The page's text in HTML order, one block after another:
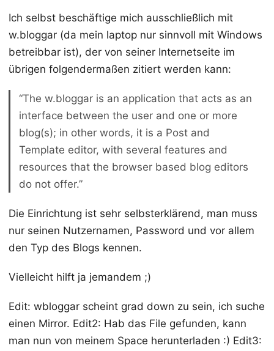
Ich selbst beschäftige mich ausschließlich mit
w.bloggar (da mein laptop nur sinnvoll mit Windows
betreibbar ist), der von seiner Internetseite im
übrigen folgendermaßen zitiert werden kann:
“The w.bloggar is an application that acts as an
interface between the user and one or more
blog(s); in other words, it is a Post and
Template editor, with several features and
resources that the browser based blog editors
do not offer.”
Die Einrichtung ist sehr selbsterklärend, man muss
nur seinen Nutzernamen, Password und vor allem
den Typ des Blogs kennen.
Vielleicht hilft ja jemandem ;)
Edit: wbloggar scheint grad down zu sein, ich suche
einen Mirror. Edit2: Hab das File gefunden, kann
man nun von meinem Space herunterladen :) Edit3: